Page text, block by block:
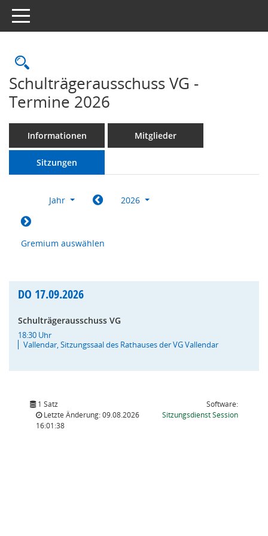
Toggle navigation
Rechercheauswahl
Schulträgerausschuss VG -
Termine 2026
Informationen Mitglieder
Sitzungen
Jahr 2026
Gremium auswählen
DO 17.09.2026
Schulträgerausschuss VG
18:30 Uhr
Vallendar, Sitzungssaal des Rathauses der VG Vallendar
1 Satz
Letzte Änderung: 09.08.2026
16:01:38
Software:
SitzungsdienstSession(Wird in